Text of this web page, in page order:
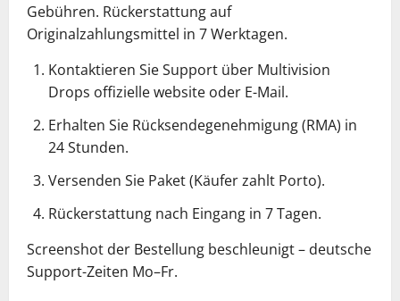
Gebühren. Rückerstattung auf
Originalzahlungsmittel in 7 Werktagen.
Kontaktieren Sie Support über Multivision
Drops offizielle website oder E-Mail.
Erhalten Sie Rücksendegenehmigung (RMA) in
24 Stunden.
Versenden Sie Paket (Käufer zahlt Porto).
Rückerstattung nach Eingang in 7 Tagen.
Screenshot der Bestellung beschleunigt – deutsche
Support-Zeiten Mo–Fr.